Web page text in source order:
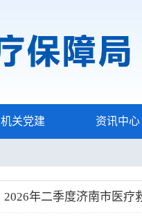
机关党建 资讯中心
2026年二季度济南市医疗